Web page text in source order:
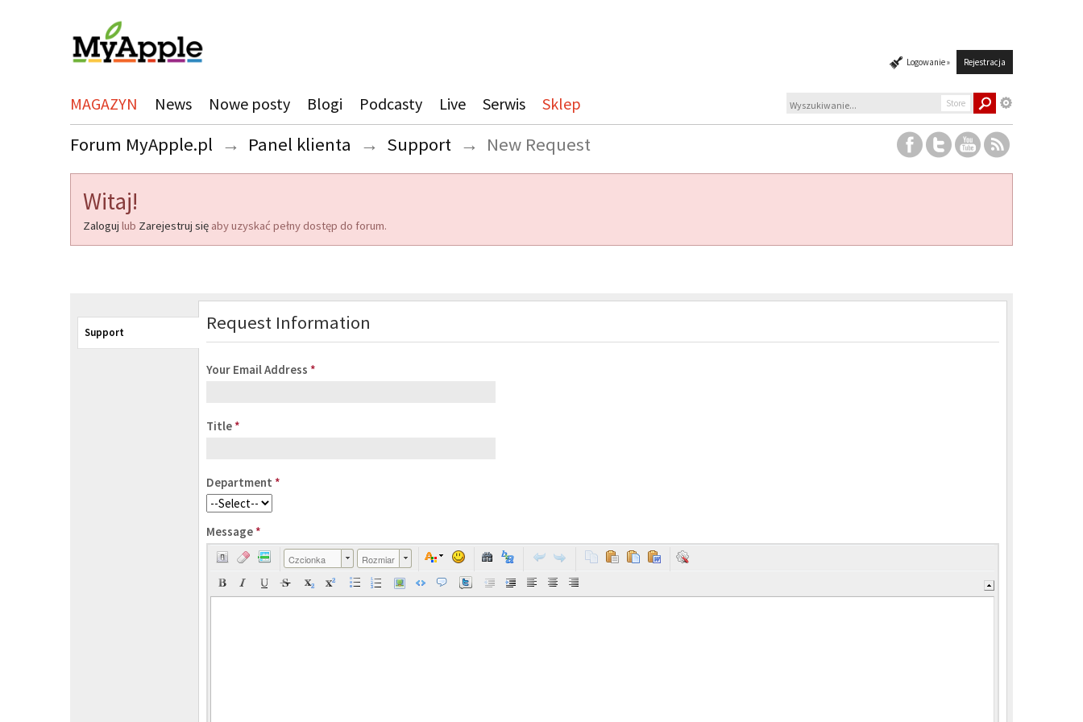
Logowanie » Rejestracja
MAGAZYN News Nowe posty Blogi Podcasty Live Serwis Sklep Store
Forum MyApple.pl → Panel klienta → Support → New Request
Witaj!
Zaloguj lub Zarejestruj się aby uzyskać pełny dostęp do forum.
Support Request Information
Your Email Address *
Title *
Department *
Message *
Czcionka Rozmiar